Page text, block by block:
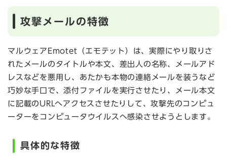
攻撃メールの特徴
マルウェアEmotet（エモテット）は、実際にやり取りさ
れたメールのタイトルや本文、差出人の名称、メールアド
レスなどを悪用し、あたかも本物の連絡メールを装うなど
巧妙な手口で、添付ファイルを実行させたり、メール本文
に記載のURLへアクセスさせたりして、攻撃先のコンピュ
ーターをコンピュータウイルスへ感染させようとします。
具体的な特徴